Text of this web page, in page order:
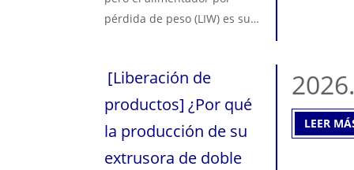
secretos internos para
el tiempo de inactividad y
maximizar la rentabilidad
general.
pérdida de peso (LIW) es su
funcionan a velocidades
extremas (600 a 1000 rpm), los
tiempos de residencia del
polímero se han reducido a
apenas 1 a 1,5 segundos. A
[Liberación de
productos] ¿Por qué
la producción de su
extrusora de doble
LEER